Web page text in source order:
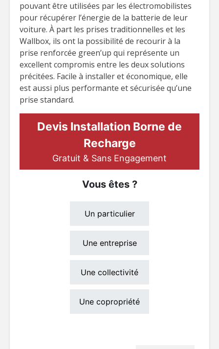
pouvant être utilisées par les électromobilistes
pour récupérer l’énergie de la batterie de leur
voiture. À part les prises traditionnelles et les
Wallbox, ils ont la possibilité de recourir à la
prise renforcée green’up qui représente un
excellent compromis entre les deux solutions
précitées. Facile à installer et économique, elle
est aussi plus performante et sécurisée qu’une
prise standard.